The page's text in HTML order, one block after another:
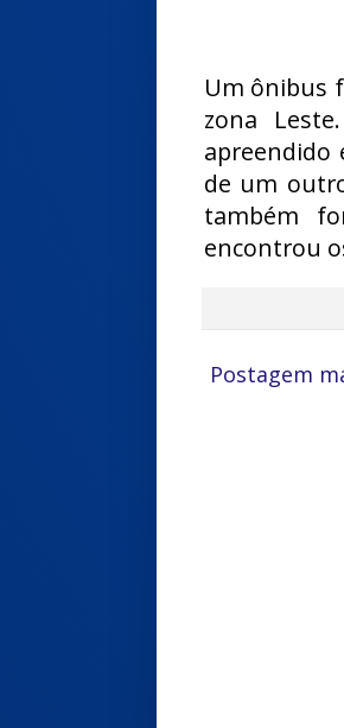
Um ônibus
zona
apreendido
de um
também
encontrou
Postagem